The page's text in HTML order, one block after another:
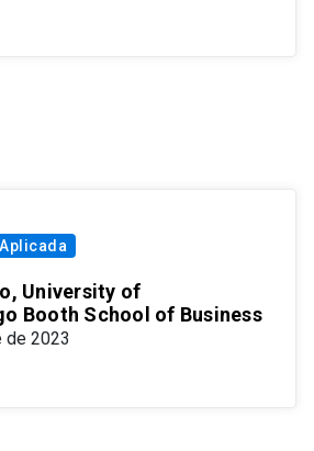
University of
Booth School of Business
de 2023